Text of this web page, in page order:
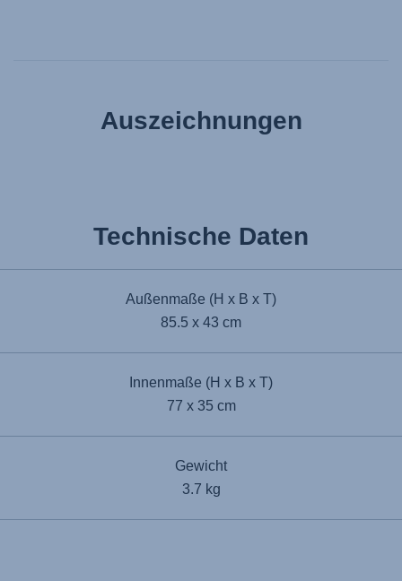
Auszeichnungen
Technische Daten
Außenmaße (H x B x T)
85.5 x 43 cm
Innenmaße (H x B x T)
77 x 35 cm
Gewicht
3.7 kg